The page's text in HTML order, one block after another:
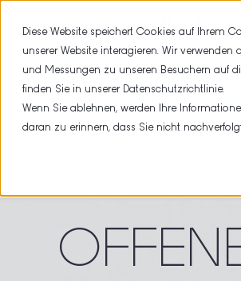
Diese Website speichert Cookies auf Ihrem
unserer Website interagieren. Wir
und Messungen zu unseren Besuchern auf
finden Sie in unserer Datenschutzrichtlinie.
Wenn Sie ablehnen, werden Ihre
daran zu erinnern, dass Sie nicht
OFFENE